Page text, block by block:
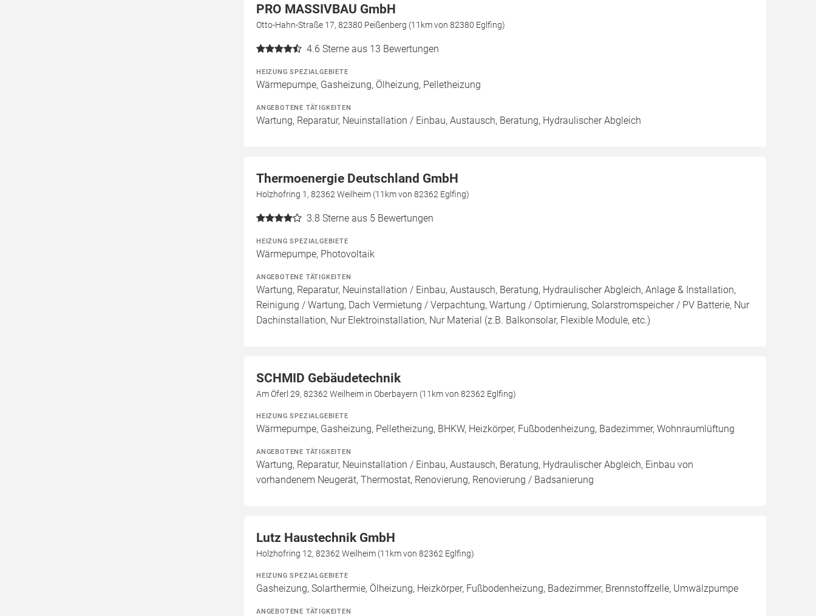
PRO MASSIVBAU GmbH
Otto-Hahn-Straße 17, 82380 Peißenberg (11km von 82380 Eglfing)
4.6 Sterne aus 13 Bewertungen
HEIZUNG SPEZIALGEBIETE
Wärmepumpe, Gasheizung, Ölheizung, Pelletheizung
ANGEBOTENE TÄTIGKEITEN
Wartung, Reparatur, Neuinstallation / Einbau, Austausch, Beratung, Hydraulischer Abgleich
Thermoenergie Deutschland GmbH
Holzhofring 1, 82362 Weilheim (11km von 82362 Eglfing)
3.8 Sterne aus 5 Bewertungen
HEIZUNG SPEZIALGEBIETE
Wärmepumpe, Photovoltaik
ANGEBOTENE TÄTIGKEITEN
Wartung, Reparatur, Neuinstallation / Einbau, Austausch, Beratung, Hydraulischer Abgleich, Anlage & Installation,
Reinigung / Wartung, Dach Vermietung / Verpachtung, Wartung / Optimierung, Solarstromspeicher / PV Batterie, Nur
Dachinstallation, Nur Elektroinstallation, Nur Material (z.B. Balkonsolar, Flexible Module, etc.)
SCHMID Gebäudetechnik
Am Öferl 29, 82362 Weilheim in Oberbayern (11km von 82362 Eglfing)
HEIZUNG SPEZIALGEBIETE
Wärmepumpe, Gasheizung, Pelletheizung, BHKW, Heizkörper, Fußbodenheizung, Badezimmer, Wohnraumlüftung
ANGEBOTENE TÄTIGKEITEN
Wartung, Reparatur, Neuinstallation / Einbau, Austausch, Beratung, Hydraulischer Abgleich, Einbau von
vorhandenem Neugerät, Thermostat, Renovierung, Renovierung / Badsanierung
Lutz Haustechnik GmbH
Holzhofring 12, 82362 Weilheim (11km von 82362 Eglfing)
HEIZUNG SPEZIALGEBIETE
Gasheizung, Solarthermie, Ölheizung, Heizkörper, Fußbodenheizung, Badezimmer, Brennstoffzelle, Umwälzpumpe
ANGEBOTENE TÄTIGKEITEN